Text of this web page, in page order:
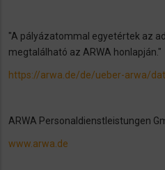
"A pályázatommal egyetértek az
megtalálható az ARWA honlapján."
https://arwa.de/de/ueber-arwa/
ARWA Personaldienstleistungen
www.arwa.de